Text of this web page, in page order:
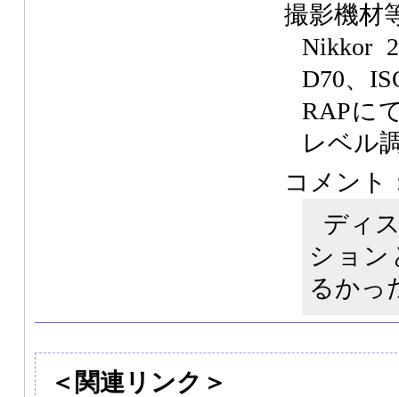
撮影機材
Nikkor
D70、
RAPに
レベル
コメント
ディ
ション
るかっ
＜関連リンク＞